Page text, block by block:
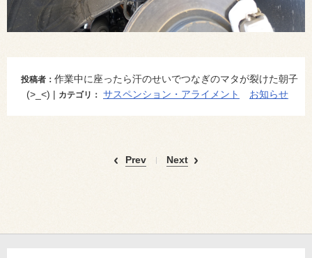
投稿者： 作業中に座ったら汗のせいでつなぎのマタが裂けた朝子
(>_<) | カテゴリ： サスペンション・アライメント お知らせ
Prev Next